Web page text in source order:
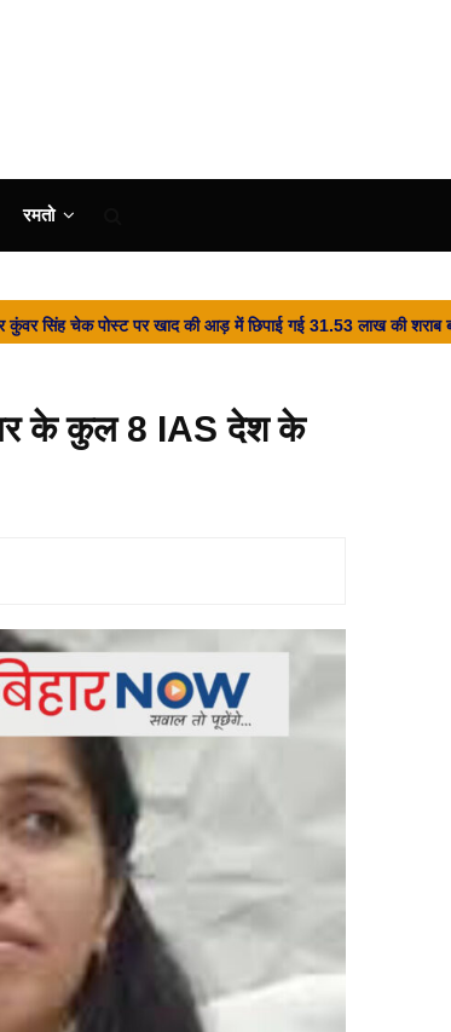
रमतो
पर खाद की आड़ में छिपाई गई 31.53 लाख की शराब बरामद, चालक
के कुल 8 IAS देश के